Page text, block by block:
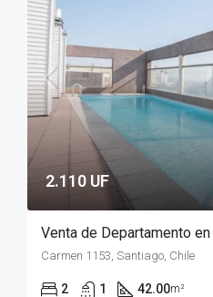
2.110 UF
Venta de Departamento
Carmen 1153, Santiago, Chile
2 1 42.00m²